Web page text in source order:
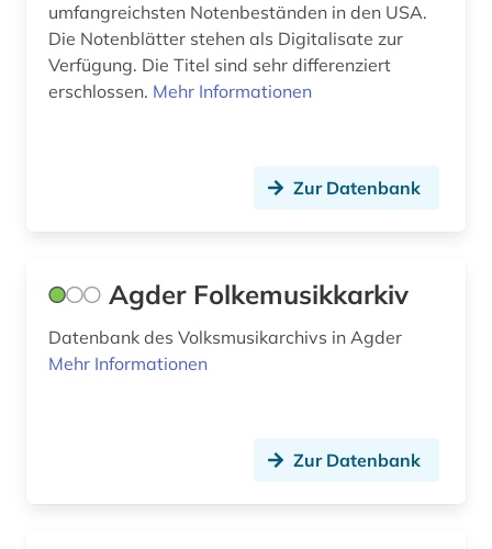
dynastie (1)
dänemark (1)
elektroakustische musik (1)
elektronische bibliothek (2)
elektronisches buch (24)
umfangreichsten Notenbeständen in den USA.
Die Notenblätter stehen als Digitalisate zur
Verfügung. Die Titel sind sehr differenziert
erschlossen. Mehr Informationen
Zur Datenbank
Agder Folkemusikkarkiv
Datenbank des Volksmusikarchivs in Agder
Mehr Informationen
Zur Datenbank